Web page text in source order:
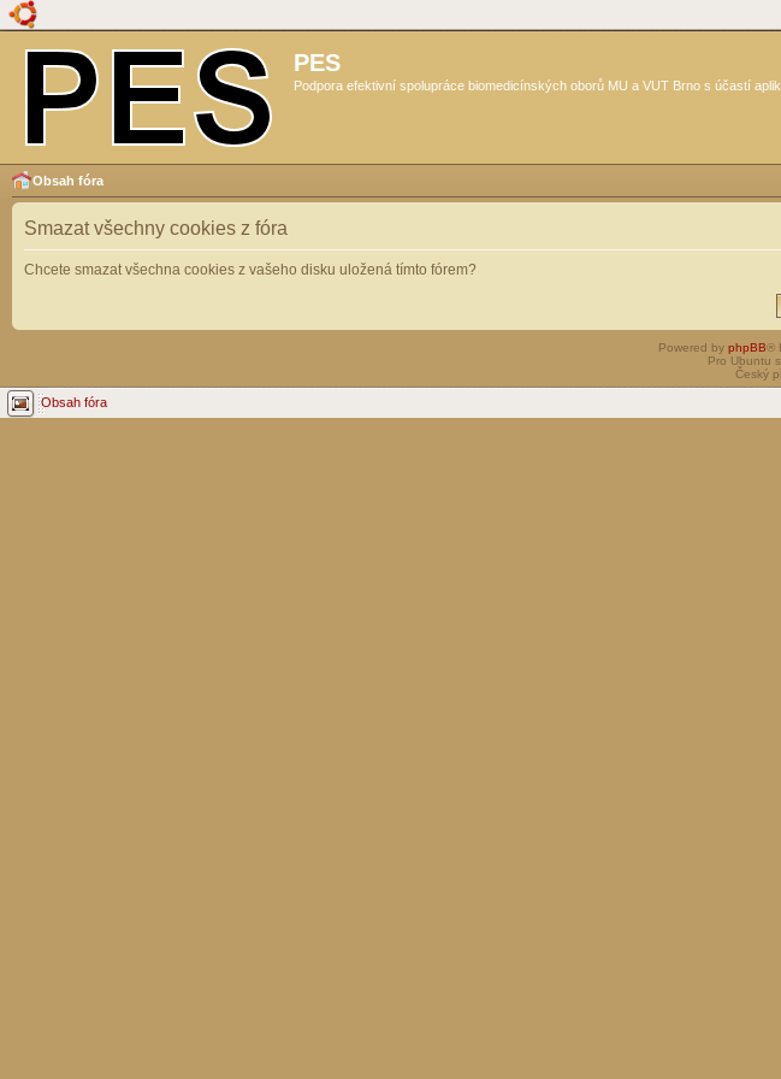
PES
Podpora efektivní spolupráce biomedicínských oborů MU a VUT Brno s účastí
Obsah fóra
Smazat všechny cookies z fóra
Chcete smazat všechna cookies z vašeho disku uložená tímto fórem?
Powered by phpBB®
Pro Ubuntu
Český
Obsah fóra